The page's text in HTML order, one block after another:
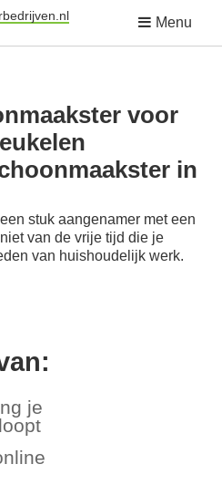
Menu
voor
in
stuk aangenamer met een
van de vrije tijd die je
van huishoudelijk werk.
je